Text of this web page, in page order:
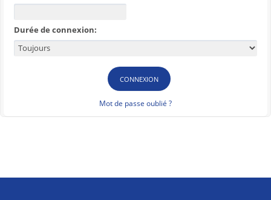
Durée de connexion:
Mot de passe oublié ?